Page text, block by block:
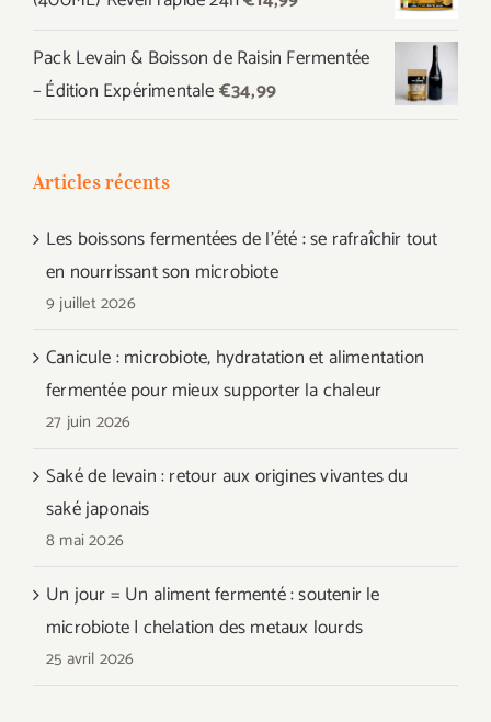
€44,97.€39,99.
Pack Levain & Boisson de Raisin Fermentée
– Édition Expérimentale€34,99
Articles récents
Les boissons fermentées de l’été : se rafraîchir tout
en nourrissant son microbiote
9 juillet 2026
Canicule : microbiote, hydratation et alimentation
fermentée pour mieux supporter la chaleur
27 juin 2026
Saké de levain : retour aux origines vivantes du
saké japonais
8 mai 2026
Un jour = Un aliment fermenté : soutenir le
microbiote | chelation des metaux lourds
25 avril 2026